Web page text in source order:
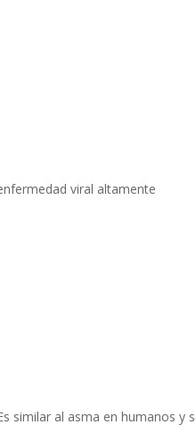
viral altamente
similar al asma en humanos y